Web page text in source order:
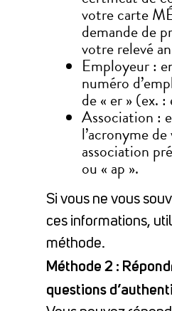
votre carte
demande de
votre relevé
Employeur :
numéro
de « er » (ex.
Association :
l’acronyme
association
ou « ap ».
Si vous ne vous
ces informations,
méthode.
Méthode 2 :
questions